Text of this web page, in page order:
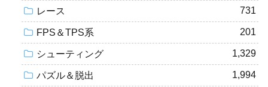
レース 731
FPS＆TPS系 201
シューティング 1,329
パズル＆脱出 1,994